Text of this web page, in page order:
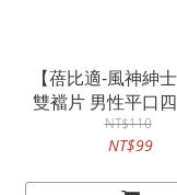
【蓓比適-風神紳
雙襠片 男性平口
內褲M-XXL(3件/
NT$110
NT$99